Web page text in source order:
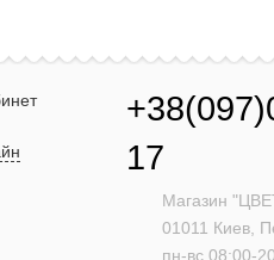
17
Магазин
01011 Киев,
пн-вс 08:00-